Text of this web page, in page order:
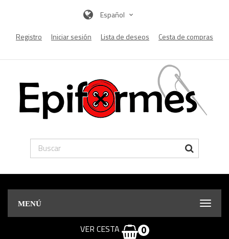
Español
Registro Iniciar sesión Lista de deseos Cesta de compras
MENÚ
VER CESTA 0